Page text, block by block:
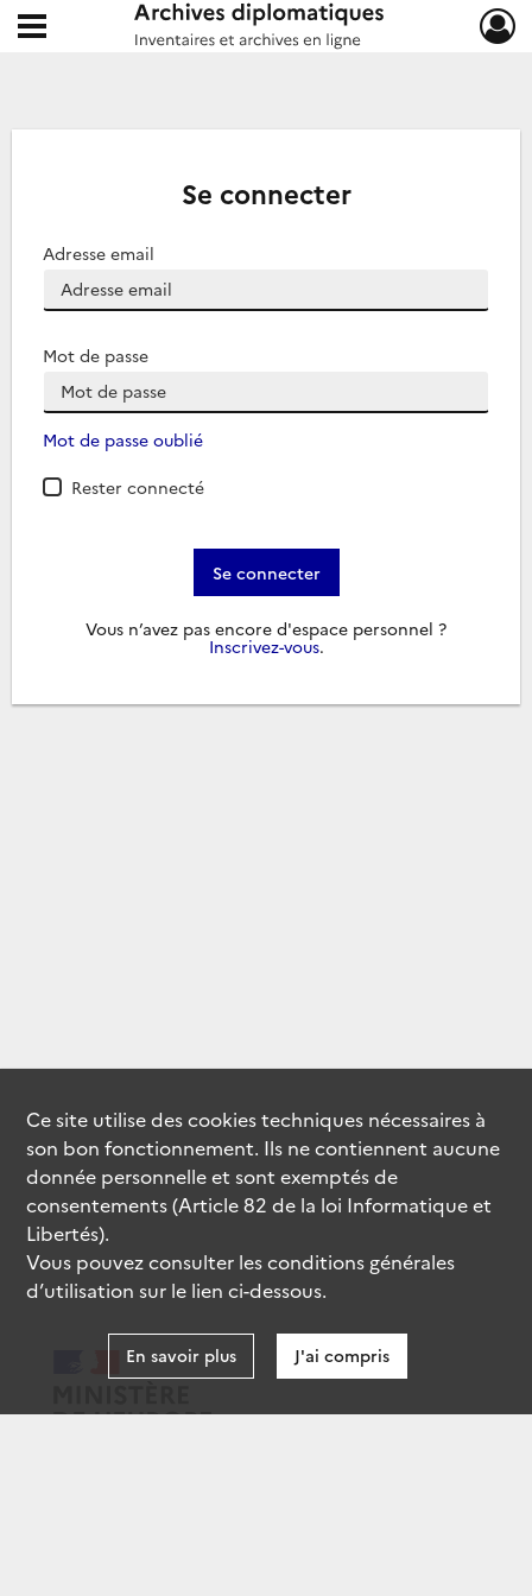
Archives diplomatiques
Ouvrir le menu déroulant
Se connecter
Adresse email
Mot de passe
Mot de passe oublié
Rester connecté
Se connecter
Vous n’avez pas encore d'espace personnel ?
Inscrivez-vous.
Ce site utilise descookiestechniques nécessaires à
son bon fonctionnement. Ils ne contiennent aucune
donnée personnelle et sont exemptés de
consentements (Article 82 de la loi Informatique et
Libertés).
Vous pouvez consulter les conditions générales
d’utilisation sur le lien ci-dessous.
En savoir plus J'ai compris